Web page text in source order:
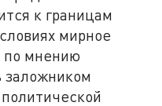
к границам
мирное
по мнению
заложником